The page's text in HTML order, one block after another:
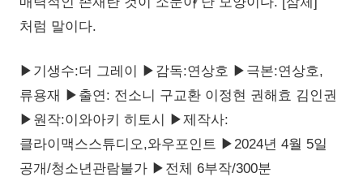
처럼 말이다.
▶기생수:더 그레이 ▶감독:연상호 ▶극본:연상호,
류용재 ▶출연: 전소니 구교환 이정현 권해효 김인권
▶원작:이와아키 히토시 ▶제작사:
클라이맥스스튜디오,와우포인트 ▶2024년 4월 5일
공개/청소년관람불가 ▶전체 6부작/300분